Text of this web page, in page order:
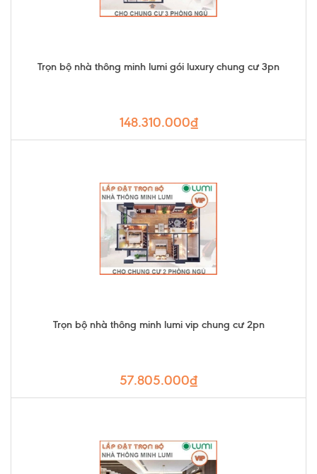
Trọn bộ nhà thông minh lumi gói luxury chung cư 3pn
148.310.000₫
Trọn bộ nhà thông minh lumi vip chung cư 2pn
57.805.000₫